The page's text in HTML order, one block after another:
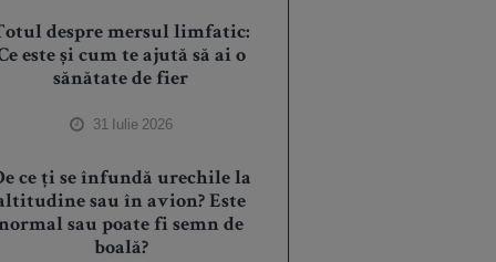
despre mersul limfatic:
este și cum te ajută să ai o
sănătate de fier
31 Iulie 2026
ce ți se înfundă urechile la
sau în avion? Este
sau poate fi semn de
boală?